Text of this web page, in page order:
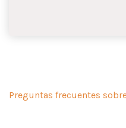
Preguntas frecuentes